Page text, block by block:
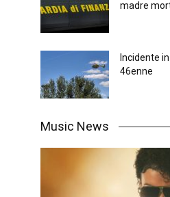
madre
Incidente
46enne
Music News